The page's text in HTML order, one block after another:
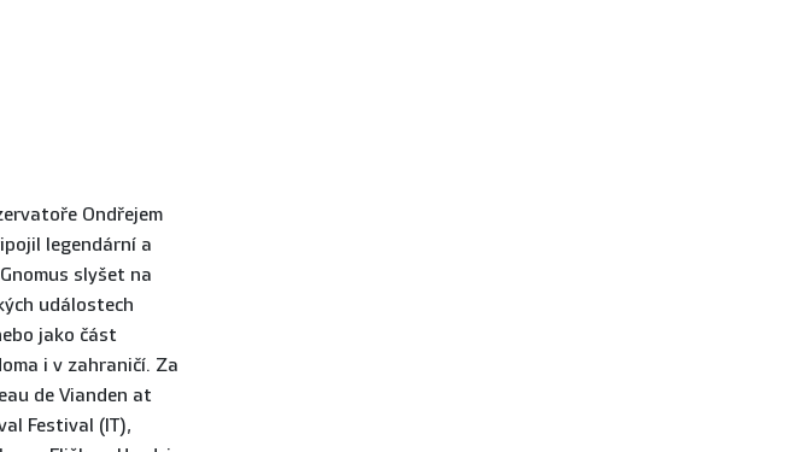
Ondřejem
legendární a
slyšet na
událostech
jako část
i v zahraničí. Za
de Vianden at
Festival (IT),